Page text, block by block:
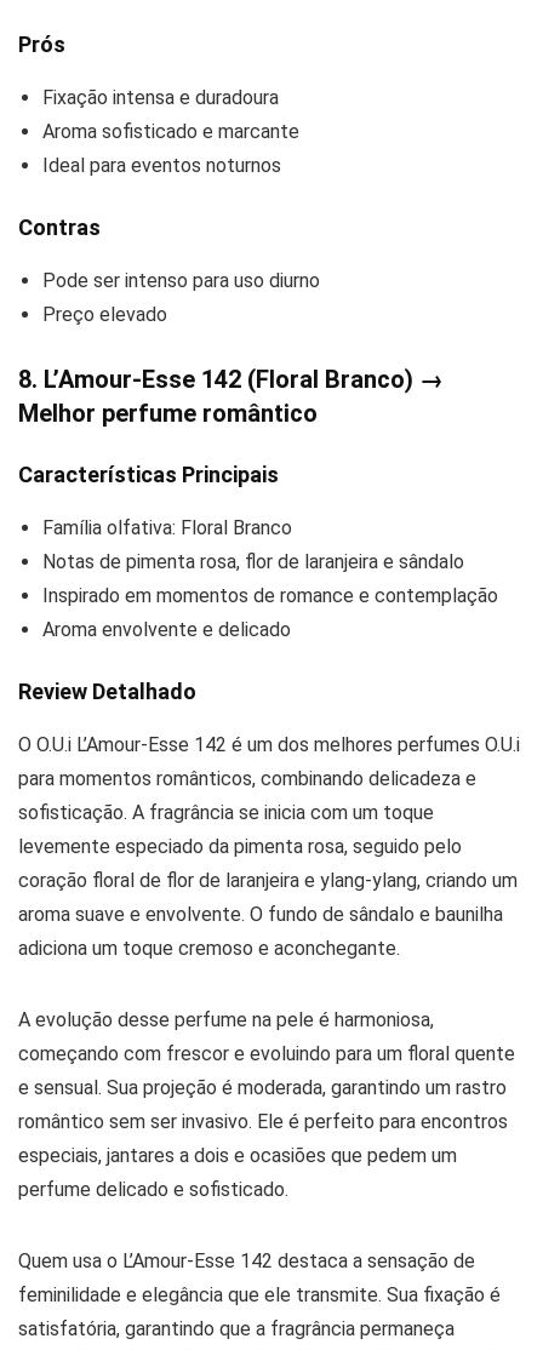
Prós
Fixação intensa e duradoura
Aroma sofisticado e marcante
Ideal para eventos noturnos
Contras
Pode ser intenso para uso diurno
Preço elevado
8. L’Amour-Esse 142 (Floral Branco) →
Melhor perfume romântico
Características Principais
Família olfativa: Floral Branco
Notas de pimenta rosa, flor de laranjeira e sândalo
Inspirado em momentos de romance e contemplação
Aroma envolvente e delicado
Review Detalhado
O O.U.i L’Amour-Esse 142 é um dos melhores perfumes O.U.i
para momentos românticos, combinando delicadeza e
sofisticação. A fragrância se inicia com um toque
levemente especiado da pimenta rosa, seguido pelo
coração floral de flor de laranjeira e ylang-ylang, criando um
aroma suave e envolvente. O fundo de sândalo e baunilha
adiciona um toque cremoso e aconchegante.
A evolução desse perfume na pele é harmoniosa,
começando com frescor e evoluindo para um floral quente
e sensual. Sua projeção é moderada, garantindo um rastro
romântico sem ser invasivo. Ele é perfeito para encontros
especiais, jantares a dois e ocasiões que pedem um
perfume delicado e sofisticado.
Quem usa o L’Amour-Esse 142 destaca a sensação de
feminilidade e elegância que ele transmite. Sua fixação é
satisfatória, garantindo que a fragrância permaneça